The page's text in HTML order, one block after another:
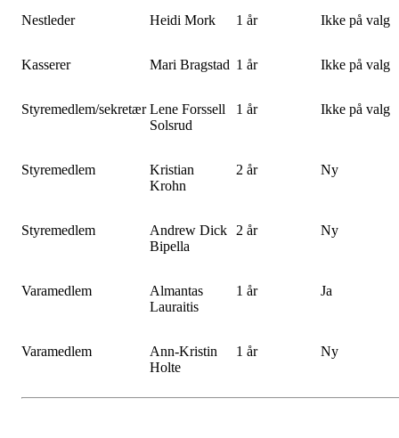
Nestleder Heidi Mork 1 år Ikke på valg
Kasserer Mari Bragstad 1 år Ikke på valg
Styremedlem/sekretær Lene Forssell
Solsrud
1 år Ikke på valg
Styremedlem
Kristian
Krohn
2 år Ny
Styremedlem
Andrew Dick
Bipella
2 år Ny
Varamedlem
Almantas
Lauraitis
1 år Ja
Varamedlem
Ann-Kristin
Holte
1 år Ny